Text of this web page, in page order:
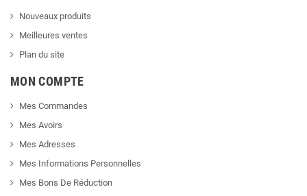
Nouveaux produits
Meilleures ventes
Plan du site
MON COMPTE
Mes Commandes
Mes Avoirs
Mes Adresses
Mes Informations Personnelles
Mes Bons De Réduction